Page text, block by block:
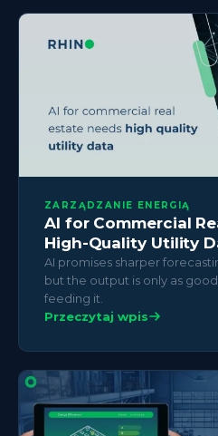
ZARZĄDZANIE ENERGIĄ
AI for Commercial
High-Quality Utility
AI promises sharper
but the output is only as
feeding it.
Przeczytaj wpis